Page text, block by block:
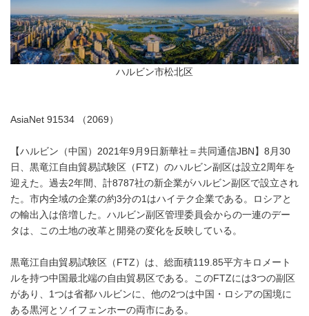
ハルビン市松北区
AsiaNet 91534 （2069）
【ハルビン（中国）2021年9月9日新華社＝共同通信JBN】8月30
日、黒竜江自由貿易試験区（FTZ）のハルビン副区は設立2周年を
迎えた。過去2年間、計8787社の新企業がハルビン副区で設立され
た。市内全域の企業の約3分の1はハイテク企業である。ロシアと
の輸出入は倍増した。ハルビン副区管理委員会からの一連のデー
タは、この土地の改革と開発の変化を反映している。
黒竜江自由貿易試験区（FTZ）は、総面積119.85平方キロメート
ルを持つ中国最北端の自由貿易区である。このFTZには3つの副区
があり、1つは省都ハルビンに、他の2つは中国・ロシアの国境に
ある黒河とソイフェンホーの両市にある。